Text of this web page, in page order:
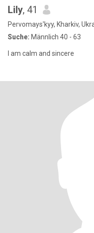
Lily, 41
Pervomays'kyy, Kharkiv,
Suche: Männlich 40 - 63
I am calm and sincere